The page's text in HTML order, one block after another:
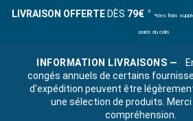
LIVRAISON OFFERTE DÈS 79€ *des frais
poids du colis
INFORMATION LIVRAISONS —
congés annuels de certains
d'expédition peuvent être
une sélection de produits.
compréhension.